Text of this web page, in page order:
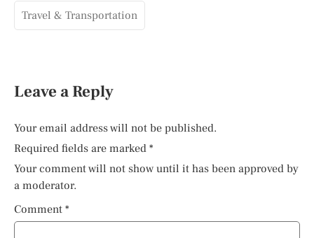
Travel & Transportation
Leave a Reply
Your email address will not be published.
Required fields are marked *
Your comment will not show until it has been approved by
a moderator.
Comment *